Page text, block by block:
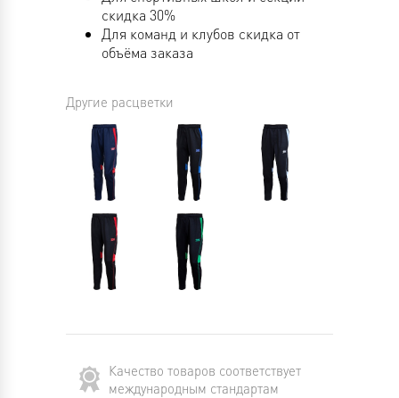
скидка 30%
Для команд и клубов скидка от
объёма заказа
Другие расцветки
Качество товаров соответствует
международным стандартам